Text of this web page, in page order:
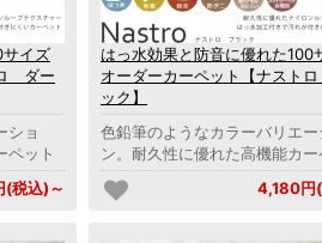
イズ
ダー
ショ
ペット
税込)～
はっ水効果と防音に優れた100
オーダーカーペット【ナスト
ック】
色鉛筆のようなカラーバリエー
ン。耐久性に優れた高機能カー
4,180円